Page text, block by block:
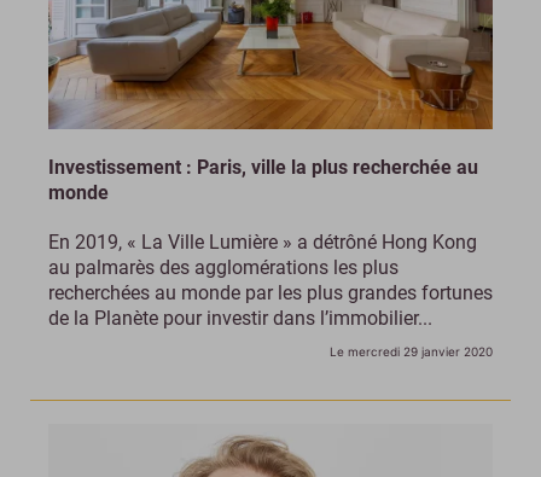
Investissement : Paris, ville la plus recherchée au
monde
En 2019, « La Ville Lumière » a détrôné Hong Kong
au palmarès des agglomérations les plus
recherchées au monde par les plus grandes fortunes
de la Planète pour investir dans l’immobilier...
Le mercredi 29 janvier 2020